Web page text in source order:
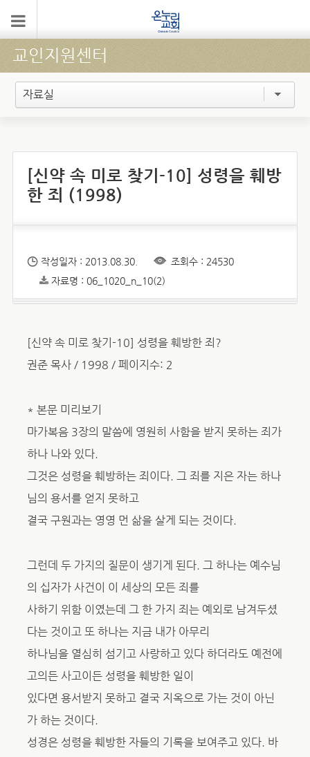
교인지원센터
자료실
[신약 속 미로 찾기-10] 성령을 훼방
한 죄 (1998)
작성일자 : 2013.08.30.
조회수 : 24530
자료명 : 06_1020_n_10(2)
[신약 속 미로 찾기-10] 성령을 훼방한 죄?
권준 목사 / 1998 / 페이지수: 2
* 본문 미리보기
마가복음 3장의 말씀에 영원히 사함을 받지 못하는 죄가
하나 나와 있다.
그것은 성령을 훼방하는 죄이다. 그 죄를 지은 자는 하나
님의 용서를 얻지 못하고
결국 구원과는 영영 먼 삶을 살게 되는 것이다.
그런데 두 가지의 질문이 생기게 된다. 그 하나는 예수님
의 십자가 사건이 이 세상의 모든 죄를
사하기 위함 이였는데 그 한 가지 죄는 예외로 남겨두셨
다는 것이고 또 하나는 지금 내가 아무리
하나님을 열심히 섬기고 사랑하고 있다 하더라도 예전에
고의든 사고이든 성령을 훼방한 일이
있다면 용서받지 못하고 결국 지옥으로 가는 것이 아닌
가 하는 것이다.
성경은 성령을 훼방한 자들의 기록을 보여주고 있다. 바